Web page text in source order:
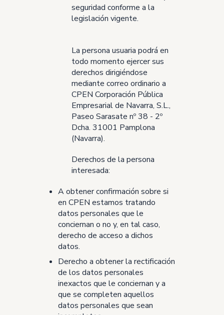
seguridad conforme a la
legislación vigente.
La persona usuaria podrá en
todo momento ejercer sus
derechos dirigiéndose
mediante correo ordinario a
CPEN Corporación Pública
Empresarial de Navarra, S.L.,
Paseo Sarasate nº 38 - 2º
Dcha. 31001 Pamplona
(Navarra).
Derechos de la persona
interesada:
A obtener confirmación sobre si
en CPEN estamos tratando
datos personales que le
conciernan o no y, en tal caso,
derecho de acceso a dichos
datos.
Derecho a obtener la rectificación
de los datos personales
inexactos que le conciernan y a
que se completen aquellos
datos personales que sean